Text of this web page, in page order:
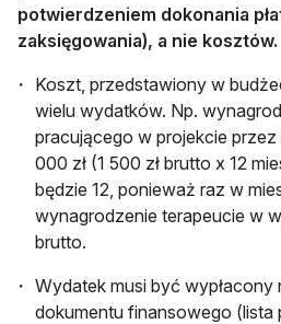
potwierdzeniem dokonania
zaksięgowania), a nie kosztów.
Koszt, przedstawiony w
wielu wydatków. Np.
pracującego w projekcie przez
000 zł (1 500 zł brutto x 12
będzie 12, ponieważ raz w
wynagrodzenie terapeucie w
brutto.
Wydatek musi być wypłacony
dokumentu finansowego (lista